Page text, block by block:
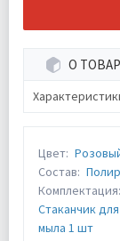
О
Цвет:
Состав:
Комплектация:
Стаканчик
мыла 1 шт